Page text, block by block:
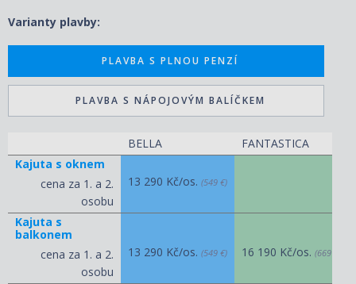
Varianty plavby:
PLAVBA S PLNOU PENZÍ
PLAVBA S NÁPOJOVÝM BALÍČKEM
BELLA FANTASTICA
Kajuta s oknem
cena za 1. a 2.
osobu
13 290 Kč/os. (549 €)
Kajuta s
balkonem
cena za 1. a 2.
osobu
13 290 Kč/os. (549 €) 16 190 Kč/os. (669 €)